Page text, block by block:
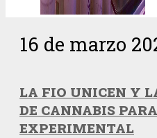
16 de marzo
LA FIO UNICEN Y
DE CANNABIS
EXPERIMENTAL